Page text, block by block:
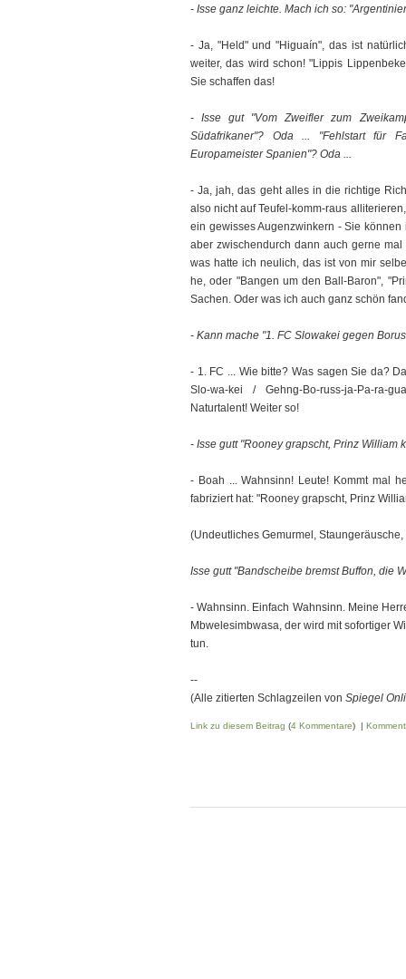
- Isse ganz leichte. Mach ich so:
- Ja, "Held" und "Higuaín", das ist
weiter, das wird schon! "Lippis
Sie schaffen das!
- Isse gut "Vom Zweifler zum
Südafrikaner"? Oda ... "Fehlstart für
Europameister Spanien"? Oda ...
- Ja, jah, das geht alles in die richtige
also nicht auf Teufel-komm-raus
ein gewisses Augenzwinkern - Sie
aber zwischendurch dann auch gerne
was hatte ich neulich, das ist von mir
he, oder "Bangen um den Ball-Baron",
Sachen. Oder was ich auch ganz schön
- Kann mache "1. FC Slowakei gegen
- 1. FC ... Wie bitte? Was sagen Sie da?
Slo-wa-kei / Gehng-Bo-russ-ja-Pa-ra-
Naturtalent! Weiter so!
- Isse gutt "Rooney grapscht, Prinz William
- Boah ... Wahnsinn! Leute! Kommt mal
fabriziert hat: "Rooney grapscht, Prinz
(Undeutliches Gemurmel,
Isse gutt "Bandscheibe bremst Buffon, die
- Wahnsinn. Einfach Wahnsinn. Meine
Mbwele­sim­bwa­sa, der wird mit sofortiger
tun.
--
(Alle zitierten Schlagzeilen von Spiegel
Link zu diesem Beitrag (4 Kommentare) |